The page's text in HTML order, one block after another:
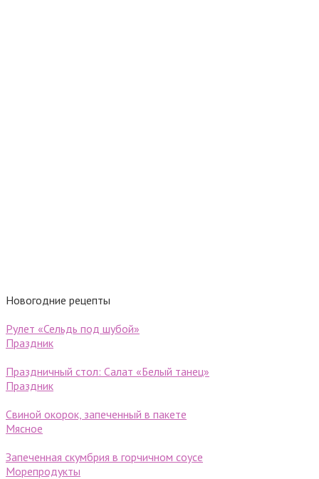
Новогодние рецепты
Рулет «Сельдь под шубой»
Праздник
Праздничный стол: Салат «Белый танец»
Праздник
Свиной окорок, запеченный в пакете
Мясное
Запеченная скумбрия в горчичном соусе
Морепродукты